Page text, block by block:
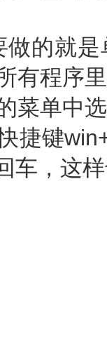
的就是
有程序
菜单中
捷键
车，这